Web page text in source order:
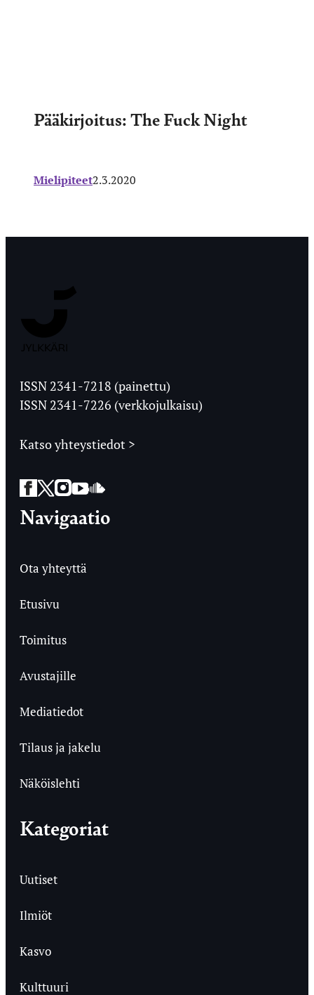
Pääkirjoitus: The Fuck Night
Mielipiteet2.3.2020
Ylioppilaslehti
ISSN 2341-7218 (painettu)
ISSN 2341-7226 (verkkojulkaisu)
Katso yhteystiedot >
Facebook
Twitter
Instagram
YouTube
SoundCloud
Navigaatio
Ota yhteyttä
Etusivu
Toimitus
Avustajille
Mediatiedot
Tilaus ja jakelu
Näköislehti
Kategoriat
Uutiset
Ilmiöt
Kasvo
Kulttuuri